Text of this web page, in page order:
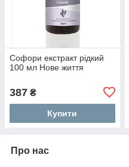
Софори екстракт рідкий
100 мл Нове життя
387 ₴
Купити
Про нас